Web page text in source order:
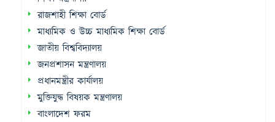
রাজশাহী শিক্ষা বোর্ড
মাধ্যমিক ও উচ্চ মাধ্যমিক শিক্ষা বোর্ড
জাতীয় বিশ্ববিদ্যালয়
জনপ্রশাসন মন্ত্রণালয়
প্রধানমন্ত্রীর কার্যালয়
মুক্তিযুদ্ধ বিষয়ক মন্ত্রণালয়
বাংলাদেশ ফরম